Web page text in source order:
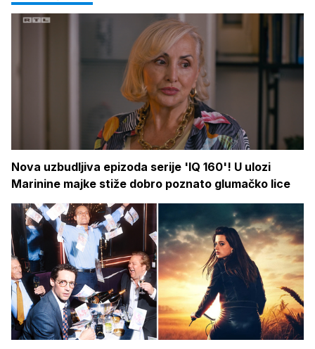
Nova uzbudljiva epizoda serije 'IQ 160'! U ulozi
Marinine majke stiže dobro poznato glumačko lice